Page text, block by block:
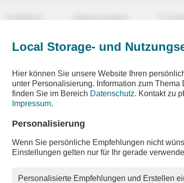
THEMEN SENDUNGEN TV-
Local Storage- und
Hier können Sie unsere Website Ihren
unter Personalisierung. Information zum
finden Sie im Bereich Datenschutz. Kontakt zu
Impressum.
Personalisierung
Wenn Sie persönliche Empfehlungen nicht
Einstellungen gelten nur für Ihr gerade
Personalisierte Empfehlungen und Erstellen